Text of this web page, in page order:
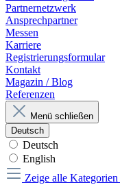
Partnernetzwerk
Ansprechpartner
Messen
Karriere
Registrierungsformular
Kontakt
Magazin / Blog
Referenzen
Menü schließen
Deutsch
Deutsch
English
Zeige alle Kategorien